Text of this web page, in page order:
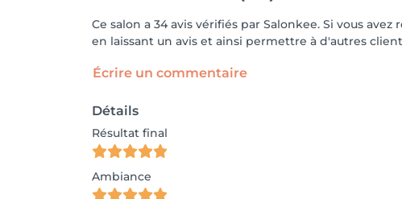
Ce salon a 34 avis vérifiés par Salonkee. Si vous
en laissant un avis et ainsi permettre à d'autres
Écrire un commentaire
Détails
Résultat final
Ambiance